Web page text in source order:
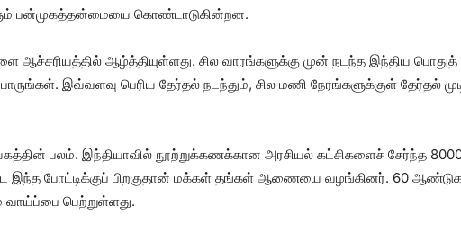
பன்முகத்தன்மையை கொண்டாடுகின்றன.
ஆச்சரியத்தில் ஆழ்த்தியுள்ளது. சில வாரங்களுக்கு முன் நடந்த இந்திய பொதுத்
இவ்வளவு பெரிய தேர்தல் நடந்தும், சில மணி நேரங்களுக்குள் தேர்தல்
பலம். இந்தியாவில் நூற்றுக்கணக்கான அரசியல் கட்சிகளைச் சேர்ந்த
போட்டிக்குப் பிறகுதான் மக்கள் தங்கள் ஆணையை வழங்கினர். 60
வாய்ப்பை பெற்றுள்ளது.